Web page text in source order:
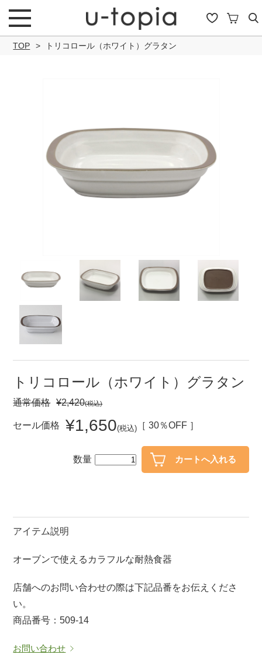
キーワード
セール
30％OFF未満 10％OFF 20％OFF
50％OFF～
アイテム
小皿 中皿・取皿
カレー皿・パスタ皿
中鉢
ポット 急須
ロックカップ タンブラー
そば千代口 フグヒレ酒
徳利・盃
そば徳利
TOP トリコロール（ホワイト）グラタン
トリコロール（ホワイト）グラタン
通常価格 ¥2,420(税込)
セール価格 ¥1,650(税込) ［ 30％OFF ］
数量
アイテム説明
オーブンで使えるカラフルな耐熱食器
店舗へのお問い合わせの際は下記品番をお伝えくださ
い。
商品番号：509-14
お問い合わせ